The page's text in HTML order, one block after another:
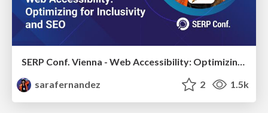
sarafernandez
2 1.5k